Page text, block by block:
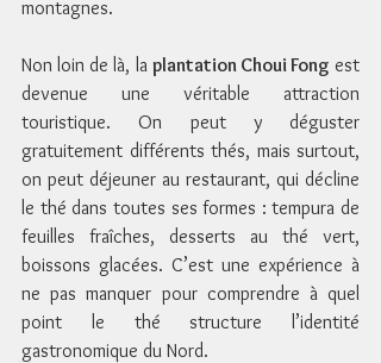
montagnes.
Non loin de là, la plantation Choui Fong est
devenue une véritable attraction
touristique. On peut y déguster
gratuitement différents thés, mais surtout,
on peut déjeuner au restaurant, qui décline
le thé dans toutes ses formes : tempura de
feuilles fraîches, desserts au thé vert,
boissons glacées. C’est une expérience à
ne pas manquer pour comprendre à quel
point le thé structure l’identité
gastronomique du Nord.